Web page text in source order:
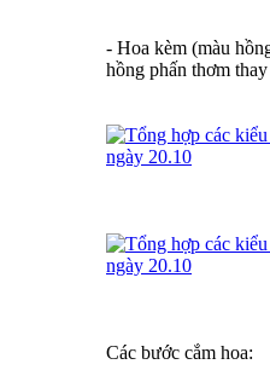
- Hoa kèm (màu
hồng phấn thơm
Các bước cắm hoa: